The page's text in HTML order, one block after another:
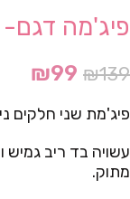
פיג'מה דגם- Sweetlace Set- ניוד
₪139
₪99
פיג'מת שני חלקים
עשויה בד ריב
מתוק.